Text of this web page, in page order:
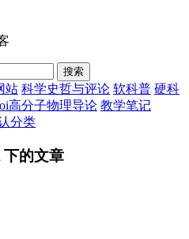
搜索
站 科学史哲与评论 软科普 硬科
高分子物理导论 教学笔记
分类
下的文章